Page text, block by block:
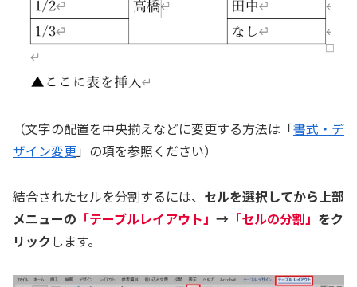
（文字の配置を中央揃えなどに変更する方法は「書式・デ
ザイン変更」の項を参照ください）
結合されたセルを分割するには、 セルを選択してから上部
メニューの 「テーブルレイアウト」 → 「セルの分割」 をク
リックします。